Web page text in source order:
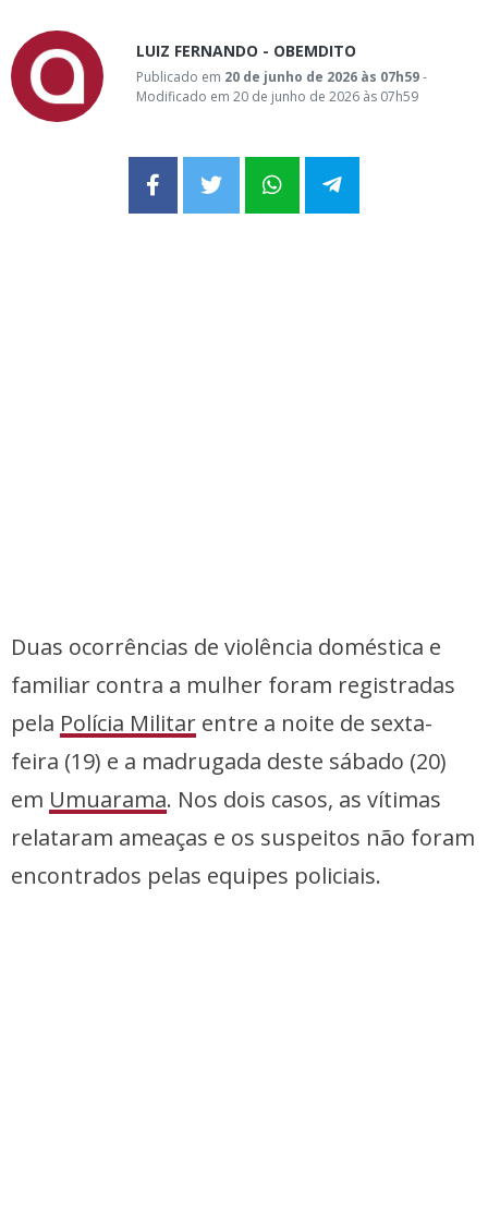
LUIZ FERNANDO - OBEMDITO
Publicado em 20 de junho de 2026 às 07h59-
Modificado em 20 de junho de 2026 às 07h59
Duas ocorrências de violência doméstica e
familiar contra a mulher foram registradas
pela Polícia Militar entre a noite de sexta-
feira (19) e a madrugada deste sábado (20)
em Umuarama. Nos dois casos, as vítimas
relataram ameaças e os suspeitos não foram
encontrados pelas equipes policiais.